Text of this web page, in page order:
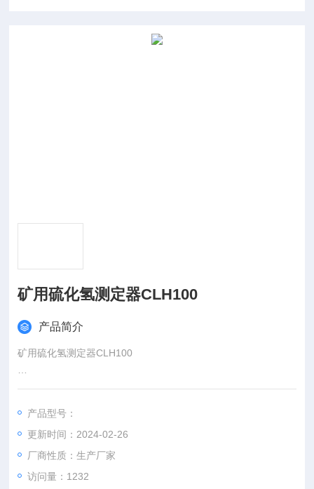
矿用硫化氢测定器CLH100
产品简介
矿用硫化氢测定器CLH100
概述
系个人佩戴式型矿用硫化氢气体检测仪表，采用高精度电化学硫
化氢传感器和高精度模拟电路设计制造的新型硫化氢智能检测仪
器。新型单片微机智能化控制技术，
产品型号：
更新时间：2024-02-26
厂商性质：生产厂家
访问量：1232